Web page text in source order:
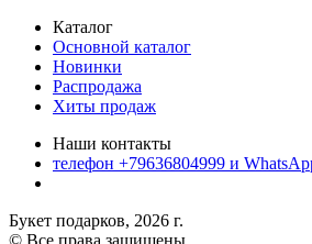
Каталог
Основной каталог
Новинки
Распродажа
Хиты продаж
Наши контакты
телефон +79636804999 и
Букет подарков, 2026 г.
© Все права защищены